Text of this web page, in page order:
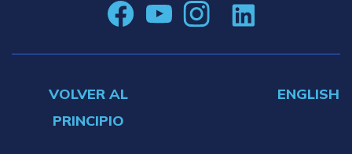
VOLVER AL
PRINCIPIO
ENGLISH